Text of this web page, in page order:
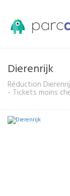
Dierenrijk
Réduction
- Tickets moins